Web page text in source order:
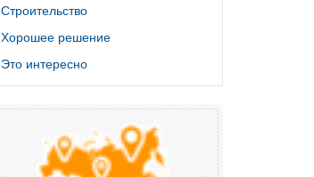
Строительство
Хорошее решение
Это интересно